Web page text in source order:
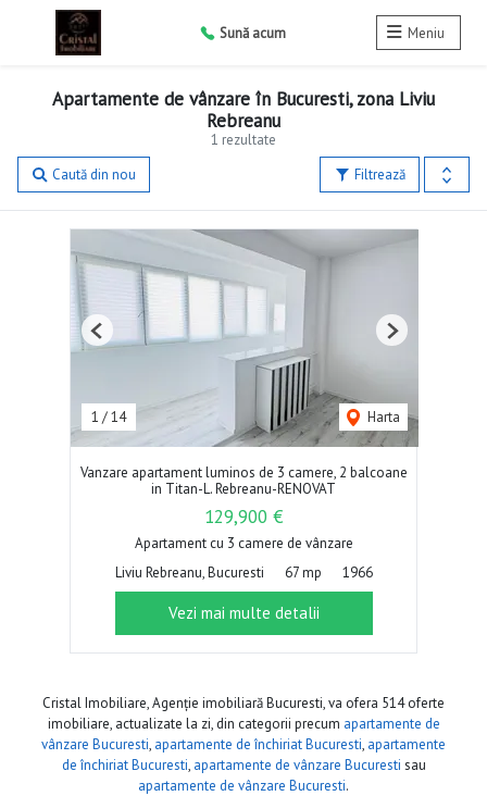
Sună acum Meniu
1 rezultate
Apartamente de vânzare în Bucuresti, zona Liviu
Rebreanu
Filtrează
Caută din nou
1 /14 Harta
Previous Next
Vanzare apartament luminos de 3 camere, 2 balcoane
in Titan-L. Rebreanu-RENOVAT
129,900 €
Apartament cu 3 camere de vânzare
Liviu Rebreanu, Bucuresti
67 mp 1966
Vezi mai multe detalii
Cristal Imobiliare, Agenție imobiliară Bucuresti, va ofera 514 oferte
imobiliare, actualizate la zi, din categorii precum apartamente de
vânzare Bucuresti, apartamente de închiriat Bucuresti, apartamente
de închiriat Bucuresti, apartamente de vânzare Bucuresti sau
apartamente de vânzare Bucuresti.